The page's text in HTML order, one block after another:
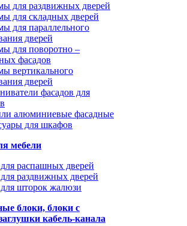
для раздвижных дверей
для складных дверей
для параллельного
дверей
для поворотно –
фасадов
вертикального
дверей
фасадов для
алюминиевые фасадные
для шкафов
мебели
распашных дверей
раздвижных дверей
шторок жалюзи
блоки, блоки с
кабель-канала